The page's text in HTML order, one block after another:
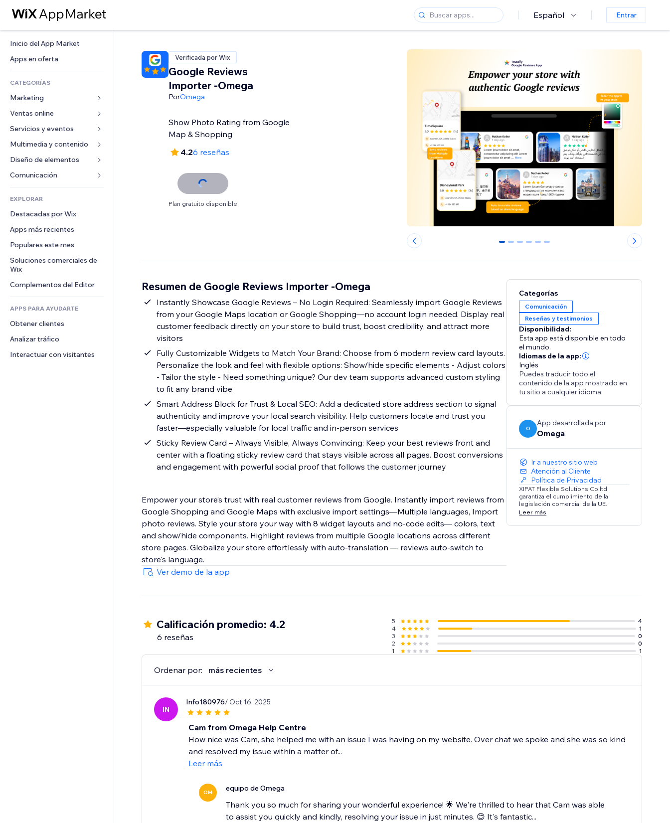
Español Entrar
Inicio del App Market
Apps en oferta
CATEGORÍAS
Marketing
Anuncios
Móvil
Analíticas
Anuncios del sitio
Email
Ventas online
Apps para tiendas
Envíos y entregas
Botones de venta
Contabilidad
Cupones y fidelización
Almacenamiento de mercancía
Crowdfunding
Alimentos y bebidas
Servicios y eventos
Hoteles
Eventos
Restaurantes
Inmobiliarias
Reservas
Multimedia y contenido
Galerías
Música
Pódcast
Fotografía
Video
PDF
Compartir archivos
Noticias
Servicios de contenido
Efectos de texto
Diseño de elementos
Mapas y navegación
Privacidad y seguridad
Reloj
Plantillas para páginas
Efectos de imágenes
Botones y menús
Banners e insignias
Calculadoras
Buscar
Formularios
Encuestas
Chat
Comentarios
Teléfono
Comunidad
Reseñas y testimonios
EXPLORAR
Destacadas por Wix
Apps más recientes
Populares este mes
Soluciones comerciales de
Wix
Complementos del Editor
APPS PARA AYUDARTE
Obtener clientes
Analizar tráfico
Interactuar con visitantes
Verificada por Wix
Google Reviews
Importer -Omega
PorOmega
Show Photo Rating from Google
Map & Shopping
4.26 reseñas
Plan gratuito disponible
0 1 2 3 4 5
Resumen de Google Reviews Importer -Omega
Instantly Showcase Google Reviews – No Login Required: Seamlessly import Google Reviews
from your Google Maps location or Google Shopping—no account login needed. Display real
customer feedback directly on your store to build trust, boost credibility, and attract more
visitors
Fully Customizable Widgets to Match Your Brand: Choose from 6 modern review card layouts.
Personalize the look and feel with flexible options: Show/hide specific elements - Adjust colors
- Tailor the style - Need something unique? Our dev team supports advanced custom styling
to fit any brand vibe
Smart Address Block for Trust & Local SEO: Add a dedicated store address section to signal
authenticity and improve your local search visibility. Help customers locate and trust you
faster—especially valuable for local traffic and in-person services
Sticky Review Card – Always Visible, Always Convincing: Keep your best reviews front and
center with a floating sticky review card that stays visible across all pages. Boost conversions
and engagement with powerful social proof that follows the customer journey
Empower your store’s trust with real customer reviews from Google. Instantly import reviews from
Google Shopping and Google Maps with exclusive import settings—Multiple languages, Import
photo reviews. Style your store your way with 8 widget layouts and no-code edits— colors, text
and show/hide components. Highlight reviews from multiple Google locations across different
store pages. Globalize your store effortlessly with auto-translation — reviews auto-switch to
store's language.
Ver demo de la app
Categorías
Comunicación
Reseñas y testimonios
Disponibilidad:
Esta app está disponible en todo
el mundo.
Idiomas de la app:
Inglés
Puedes traducir todo el
contenido de la app mostrado en
tu sitio a cualquier idioma.
O
App desarrollada por
Omega
Ir a nuestro sitio web
Atención al Cliente
Política de Privacidad
XIPAT Flexible Solutions Co.ltd
garantiza el cumplimiento de la
legislación comercial de la UE.
Leer más
Calificación promedio: 4.2
6 reseñas
5
4
4
1
3
0
2
0
1
1
Ordenar por: más recientes
IN
Info180976/ Oct 16, 2025
Cam from Omega Help Centre
How nice was Cam, she helped me with an issue I was having on my website. Over chat we spoke and she was so kind
and resolved my issue within a matter of...
Leer más
OM equipo de Omega
Thank you so much for sharing your wonderful experience! 🌟 We're thrilled to hear that Cam was able
to assist you quickly and kindly, resolving your issue in just minutes. 😊 It's fantastic...